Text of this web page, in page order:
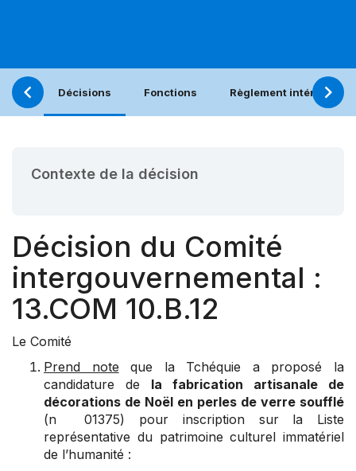
Décisions Fonctions Règlement intérieur
Contexte de la décision
Décision du Comité
intergouvernemental :
13.COM 10.B.12
Le Comité
Prend note que la Tchéquie a proposé la
candidature de la fabrication artisanale de
décorations de Noël en perles de verre soufflé
(n 01375) pour inscription sur la Liste
représentative du patrimoine culturel immatériel
de l’humanité :